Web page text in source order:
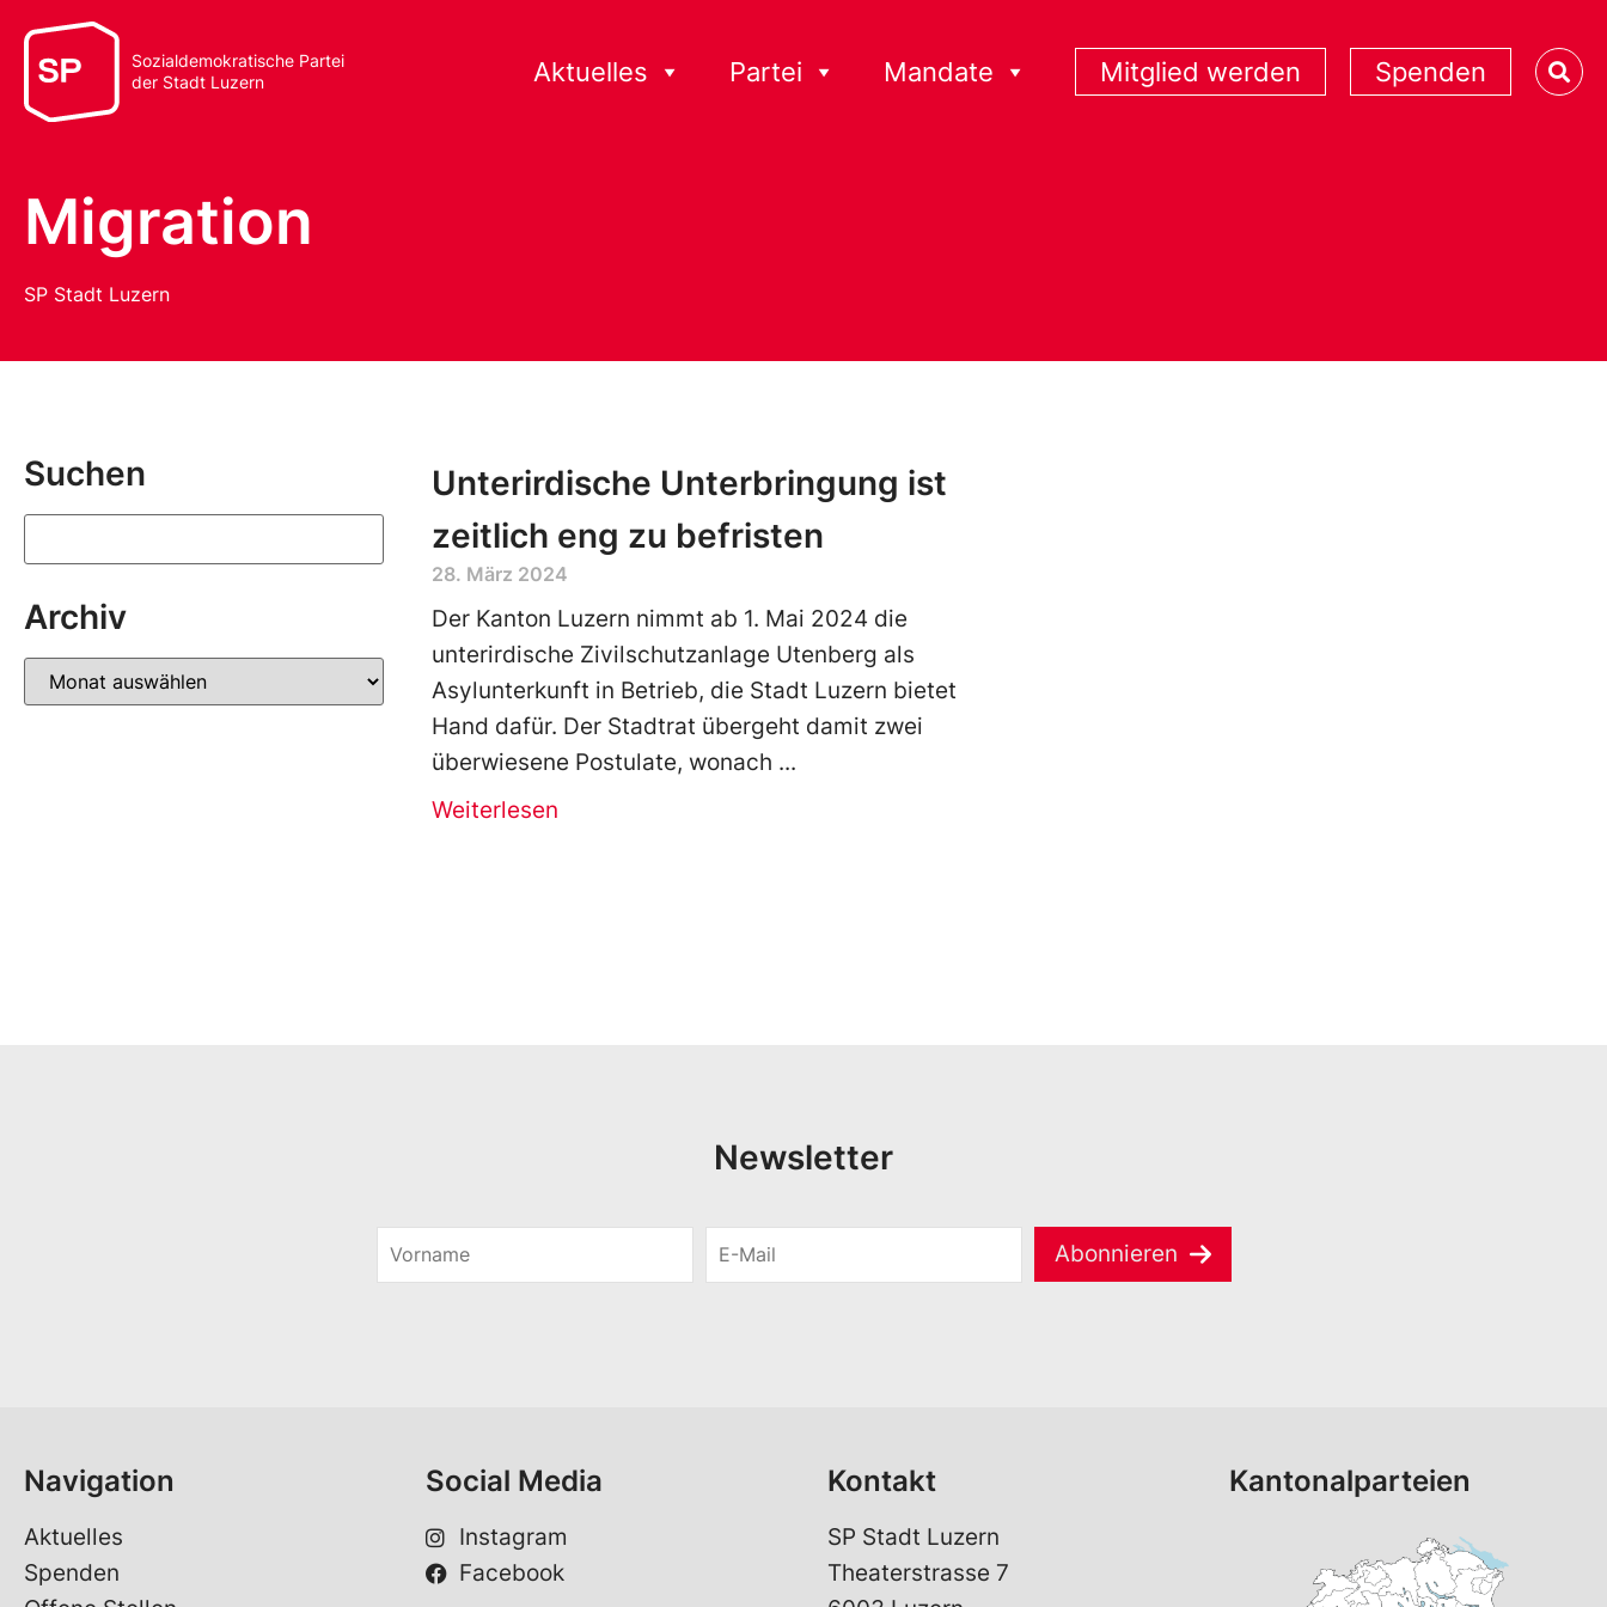
Sozialdemokratische Partei
der Stadt Luzern
Aktuelles Partei Mandate Mitglied werden Spenden
Migration
SP Stadt Luzern
Suchen
Archiv
Unterirdische Unterbringung ist
zeitlich eng zu befristen
28. März 2024
Der Kanton Luzern nimmt ab 1. Mai 2024 die
unterirdische Zivilschutzanlage Utenberg als
Asylunterkunft in Betrieb, die Stadt Luzern bietet
Hand dafür. Der Stadtrat übergeht damit zwei
überwiesene Postulate, wonach
Weiterlesen
Newsletter
r
M
Abonnieren
Navigation
Aktuelles
Spenden
Social Media
Instagram
Facebook
Kontakt
SP Stadt Luzern
Theaterstrasse 7
Kantonalparteien